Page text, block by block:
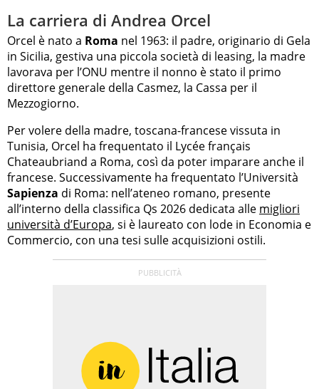
La carriera di Andrea Orcel
Orcel è nato a Roma nel 1963: il padre, originario di Gela
in Sicilia, gestiva una piccola società di leasing, la madre
lavorava per l’ONU mentre il nonno è stato il primo
direttore generale della Casmez, la Cassa per il
Mezzogiorno.
Per volere della madre, toscana-francese vissuta in
Tunisia, Orcel ha frequentato il Lycée français
Chateaubriand a Roma, così da poter imparare anche il
francese. Successivamente ha frequentato l’Università
Sapienza di Roma: nell’ateneo romano, presente
all’interno della classifica Qs 2026 dedicata alle migliori
università d’Europa, si è laureato con lode in Economia e
Commercio, con una tesi sulle acquisizioni ostili.